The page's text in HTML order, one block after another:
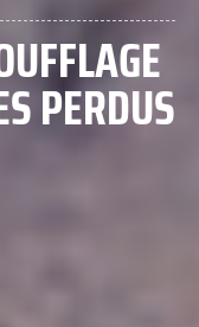
PERDUS